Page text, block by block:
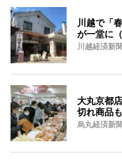
川越で「
が一堂に
川越経済新聞
大丸京都
切れ商品
烏丸経済新聞